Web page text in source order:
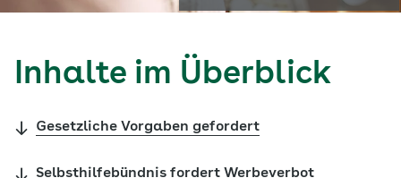
Inhalte im Überblick
Gesetzliche Vorgaben gefordert
Selbsthilfebündnis fordert Werbeverbot